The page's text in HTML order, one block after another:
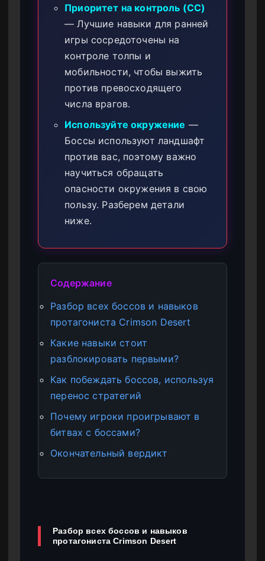
Приоритет на контроль (CC)
— Лучшие навыки для ранней
игры сосредоточены на
контроле толпы и
мобильности, чтобы выжить
против превосходящего
числа врагов.
Используйте окружение —
Боссы используют ландшафт
против вас, поэтому важно
научиться обращать
опасности окружения в свою
пользу. Разберем детали
ниже.
Содержание
Разбор всех боссов и навыков
протагониста Crimson Desert
Какие навыки стоит
разблокировать первыми?
Как побеждать боссов, используя
перенос стратегий
Почему игроки проигрывают в
битвах с боссами?
Окончательный вердикт
Разбор всех боссов и навыков
протагониста Crimson Desert